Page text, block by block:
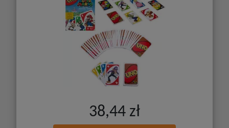
38,44 zł